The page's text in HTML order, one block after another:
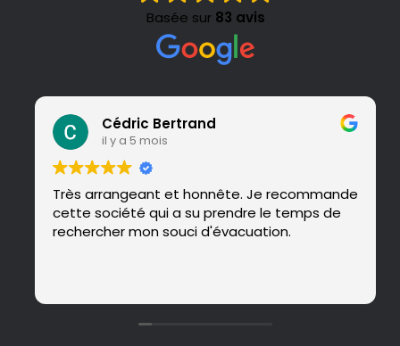
Basée sur 83 avis
Cédric Bertrand
il y a 5 mois
Très arrangeant et honnête. Je recommande
cette société qui a su prendre le temps de
rechercher mon souci d'évacuation.